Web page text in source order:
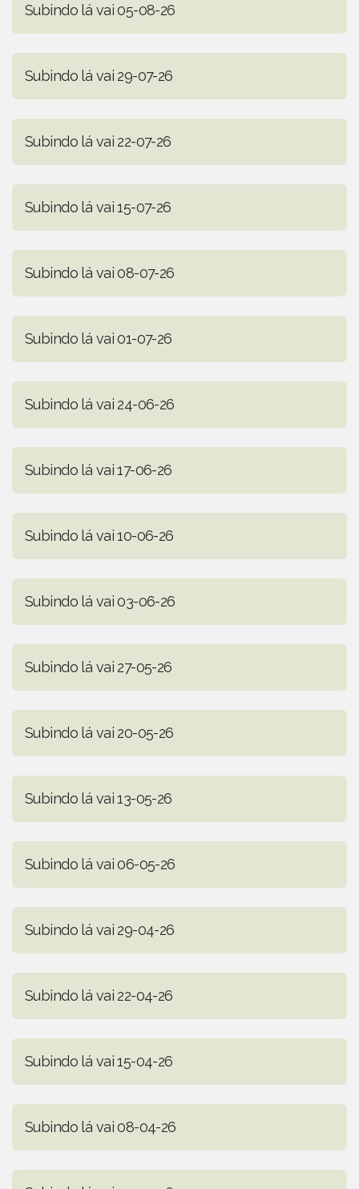
Subindo lá vai 05-08-26
Subindo lá vai 29-07-26
Subindo lá vai 22-07-26
Subindo lá vai 15-07-26
Subindo lá vai 08-07-26
Subindo lá vai 01-07-26
Subindo lá vai 24-06-26
Subindo lá vai 17-06-26
Subindo lá vai 10-06-26
Subindo lá vai 03-06-26
Subindo lá vai 27-05-26
Subindo lá vai 20-05-26
Subindo lá vai 13-05-26
Subindo lá vai 06-05-26
Subindo lá vai 29-04-26
Subindo lá vai 22-04-26
Subindo lá vai 15-04-26
Subindo lá vai 08-04-26